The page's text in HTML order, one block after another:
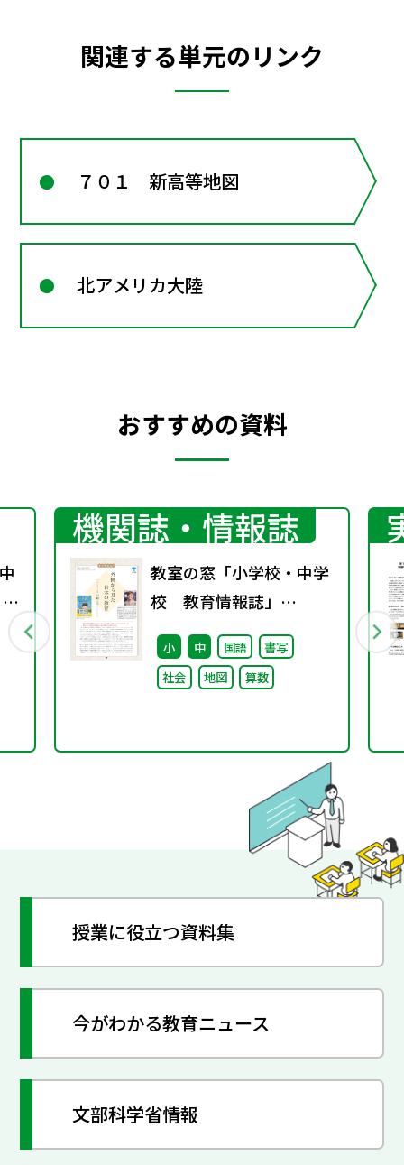
関連する単元のリンク
７０１ 新高等地図
北アメリカ大陸
おすすめの資料
機関誌・情報誌
教室の窓「小学校・中学
校 教育情報誌」
vol.76 2025年9月発行
小 中 国語
書写
社会
地図 算数
授業に役立つ資料集
今がわかる教育ニュース
文部科学省情報